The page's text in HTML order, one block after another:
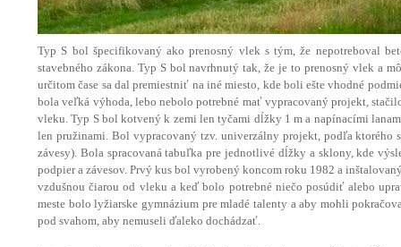
Typ S bol špecifikovaný ako prenosný vlek s tým, že nepotreboval
stavebného zákona. Typ S bol navrhnutý tak, že je to prenosný vlek a
určitom čase sa dal premiestniť na iné miesto, kde boli ešte vhodné
bola veľká výhoda, lebo nebolo potrebné mať vypracovaný projekt,
vleku. Typ S bol kotvený k zemi len tyčami dĺžky 1 m a napínacími
len pružinami. Bol vypracovaný tzv. univerzálny projekt, podľa
závesy). Bola spracovaná tabuľka pre jednotlivé dĺžky a sklony, kde
podpier a závesov. Prvý kus bol vyrobený koncom roku 1982 a
vzdušnou čiarou od vleku a keď bolo potrebné niečo posúdiť alebo
meste bolo lyžiarske gymnázium pre mladé talenty a aby mohli
pod svahom, aby nemuseli ďaleko dochádzať.